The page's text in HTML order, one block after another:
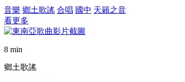
音樂 鄉土歌謠 合唱 國中 天籟之音
看更多
8 min
鄉土歌謠